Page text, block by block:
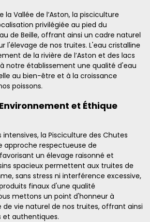
Vallée de l’Aston, la pisciculture
privilégiée au pied du
de Beille, offrant ainsi un cadre naturel
l'élevage de nos truites. L'eau cristalline
de la rivière de l’Aston et des lacs
notre établissement une qualité d'eau
au bien-être et à la croissance
poissons.
et Éthique
intensives, la Pisciculture des Chutes
approche respectueuse de
un élevage raisonné et
spacieux permettent aux truites de
sans stress ni interférence excessive,
finaux d'une qualité
mettons un point d'honneur à
vie naturel de nos truites, offrant ainsi
et authentiques.